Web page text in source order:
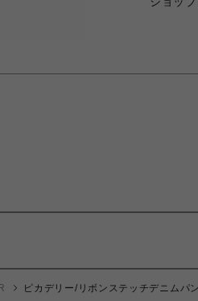
ピカデリー/リボンステッチデニムパ